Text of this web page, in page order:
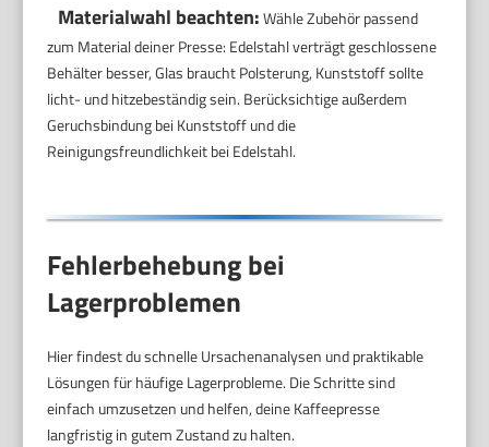
Materialwahl beachten:Wähle Zubehör passend
zum Material deiner Presse: Edelstahl verträgt geschlossene
Behälter besser, Glas braucht Polsterung, Kunststoff sollte
licht- und hitzebeständig sein. Berücksichtige außerdem
Geruchsbindung bei Kunststoff und die
Reinigungsfreundlichkeit bei Edelstahl.
Fehlerbehebung bei
Lagerproblemen
Hier findest du schnelle Ursachenanalysen und praktikable
Lösungen für häufige Lagerprobleme. Die Schritte sind
einfach umzusetzen und helfen, deine Kaffeepresse
langfristig in gutem Zustand zu halten.